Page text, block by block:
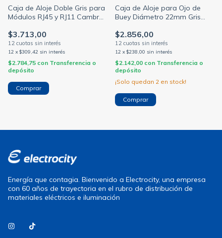
Caja de Aloje Doble Gris para
Módulos RJ45 y RJ11 Cambre
$3.713,00
12 x $309,42 sin interés
$2.784,75 con Transferencia o
depósito
Caja de Aloje para Ojo de
Buey Diámetro 22mm Gris
$2.856,00
12 x $238,00 sin interés
$2.142,00 con Transferencia o
depósito
¡Solo quedan 2 en stock!
Energía que contagia. Bienvenido a Electrocity, una empresa
con 60 años de trayectoria en el rubro de distribución de
materiales eléctricos e iluminación